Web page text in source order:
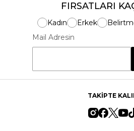
FIRSATLARI
Kadın Erkek
Mail Adresin
TAKİPTE